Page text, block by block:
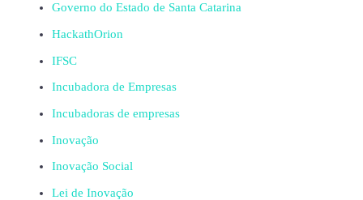
Governo do Estado de Santa Catarina
HackathOrion
IFSC
Incubadora de Empresas
Incubadoras de empresas
Inovação
Inovação Social
Lei de Inovação